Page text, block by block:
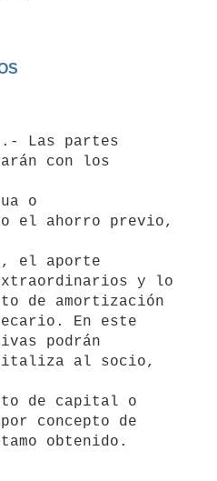
con los
o
el ahorro previo,
el aporte
y lo
de amortización
En este
podrán
al socio,
de capital o
concepto de